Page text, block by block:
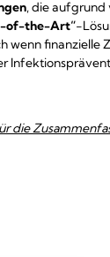
, die aufgrund
of-the-Art“-
wenn finanzielle
die